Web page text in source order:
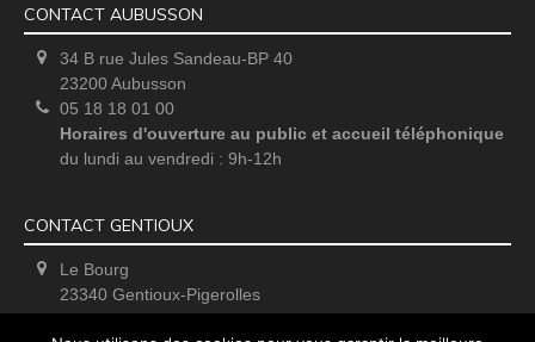
CONTACT AUBUSSON
34 B rue Jules Sandeau-BP 40
23200 Aubusson
05 18 18 01 00
Horaires d'ouverture au public et accueil téléphonique
du lundi au vendredi : 9h-12h
CONTACT GENTIOUX
Le Bourg
23340 Gentioux-Pigerolles